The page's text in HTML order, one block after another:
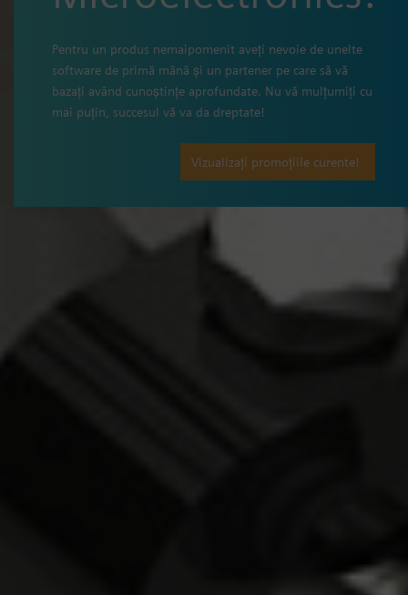
Pentru un produs nemaipomenit aveți nevoie de unelte
software de primă mână și un partener pe care să vă
bazați având cunoștințe aprofundate. Nu vă mulțumiți cu
mai puțin, succesul vă va da dreptate!
Vizualizați promoțiile curente!